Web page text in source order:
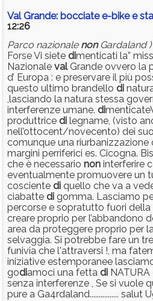
Val Grande: bocciate e-bike e
12:26
Parco nazionale nonGardaland )
Forse Vi siete dimenticati la”
Nazionale valGrande ovvero la
d’ Europa : e preservare il più
questo ultimo brandello di
,lasciando la natura stessa
interferenze umane. di
produttrice di legname, (visto
nell’ottocent/novecento) dei
comunque una riurbanizzazione
margini perriferici es. Cicogna.
che è necessario non interferire
eventualmente promuovere un
cosciente di quello che va a
ciabatte di gomma. Lasciamo
percorse e sopratutto fuori della
creare proprio per l’abbandono
area da proteggere proprio per
selvaggia. Si potrebbe fare un
funivia che l'attraversi !, ma
iniziative estemporanee
godiamoci una fetta di
senza interferenze , Se si vuole
pure a Ga4rdaland................ salut